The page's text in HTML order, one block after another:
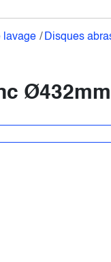
lavage Disques